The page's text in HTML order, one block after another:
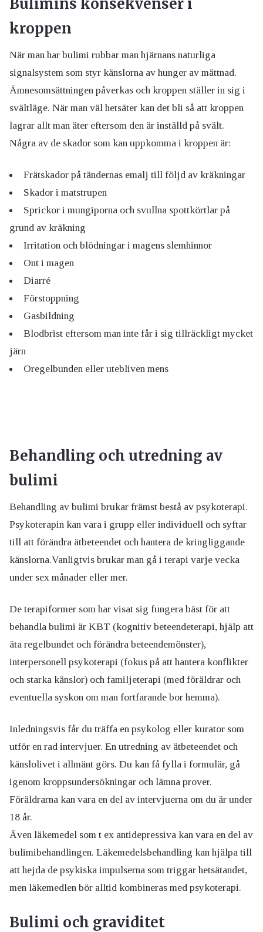
Bulimins konsekvenser i
kroppen
När man har bulimi rubbar man hjärnans naturliga
signalsystem som styr känslorna av hunger av mättnad.
Ämnesomsättningen påverkas och kroppen ställer in sig i
svältläge. När man väl hetsäter kan det bli så att kroppen
lagrar allt man äter eftersom den är inställd på svält.
Några av de skador som kan uppkomma i kroppen är:
Frätskador på tändernas emalj till följd av kräkningar
Skador i matstrupen
Sprickor i mungiporna och svullna spottkörtlar på
grund av kräkning
Irritation och blödningar i magens slemhinnor
Ont i magen
Diarré
Förstoppning
Gasbildning
Blodbrist eftersom man inte får i sig tillräckligt mycket
järn
Oregelbunden eller utebliven mens
Behandling och utredning av
bulimi
Behandling av bulimi brukar främst bestå av psykoterapi.
Psykoterapin kan vara i grupp eller individuell och syftar
till att förändra ätbeteendet och hantera de kringliggande
känslorna.Vanligtvis brukar man gå i terapi varje vecka
under sex månader eller mer.
De terapiformer som har visat sig fungera bäst för att
behandla bulimi är KBT (kognitiv beteendeterapi, hjälp att
äta regelbundet och förändra beteendemönster),
interpersonell psykoterapi (fokus på att hantera konflikter
och starka känslor) och familjeterapi (med föräldrar och
eventuella syskon om man fortfarande bor hemma).
Inledningsvis får du träffa en psykolog eller kurator som
utför en rad intervjuer. En utredning av ätbeteendet och
känslolivet i allmänt görs. Du kan få fylla i formulär, gå
igenom kroppsundersökningar och lämna prover.
Föräldrarna kan vara en del av intervjuerna om du är under
18 år.
Även läkemedel som t ex antidepressiva kan vara en del av
bulimibehandlingen. Läkemedelsbehandling kan hjälpa till
att hejda de psykiska impulserna som triggar hetsätandet,
men läkemedlen bör alltid kombineras med psykoterapi.
Bulimi och graviditet